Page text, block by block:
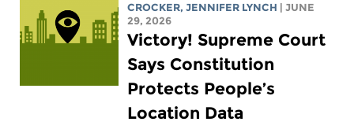
CROCKER,JENNIFER LYNCH | JUNE
29, 2026
Victory! Supreme Court
Says Constitution
Protects People’s
Location Data